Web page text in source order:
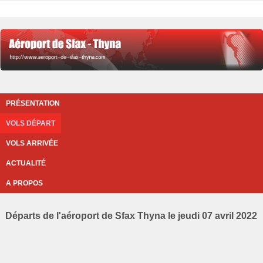
PRÉSENTATION
VOLS DÉPART
VOLS ARRIVÉE
ACTUALITÉ
A PROPOS
Départs de l'aéroport de Sfax Thyna le jeudi 07 avril 2022